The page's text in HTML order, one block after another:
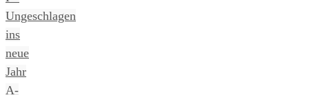
Ungeschlagen
ins
neue
Jahr
A-